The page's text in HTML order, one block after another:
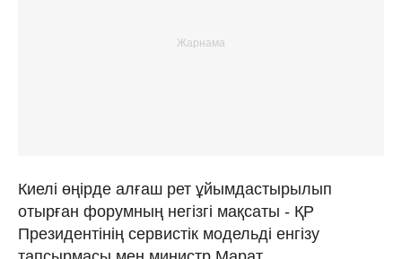
Киелі өңірде алғаш рет ұйымдастырылып
отырған форумның негізгі мақсаты - ҚР
Президентінің сервистік модельді енгізу